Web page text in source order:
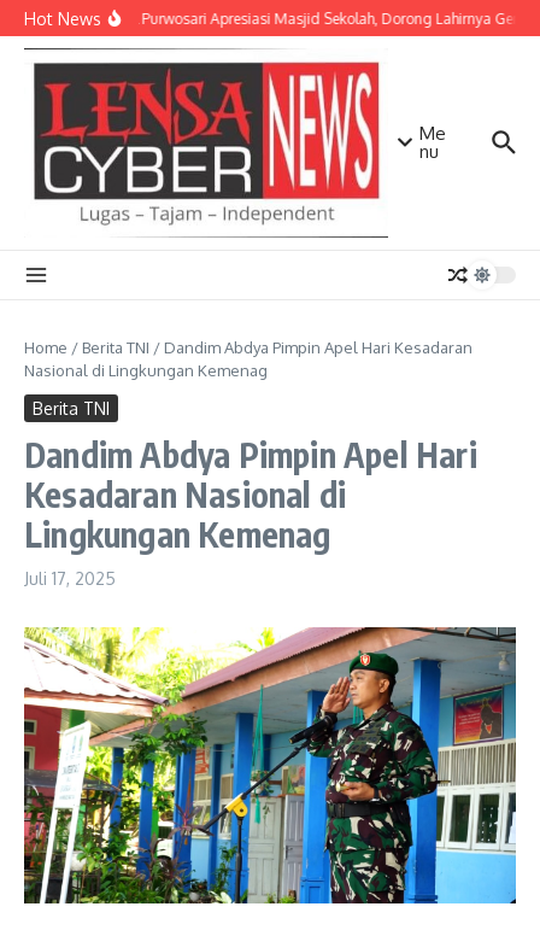
Lewati ke konten
Hot NewsDanramil Purwosari Apresiasi Masjid Sekolah, Dorong Lahirnya
Me
nu
Home / Berita TNI / Dandim Abdya Pimpin Apel Hari Kesadaran
Nasional di Lingkungan Kemenag
Berita TNI
Dandim Abdya Pimpin Apel Hari
Kesadaran Nasional di
Lingkungan Kemenag
Juli 17, 2025